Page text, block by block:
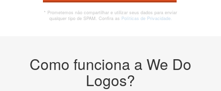
* Prometemos não compartilhar e utilizar seus dados para enviar
qualquer tipo de SPAM. Confira as Políticas de Privacidade.
Como funciona a We Do
Logos?